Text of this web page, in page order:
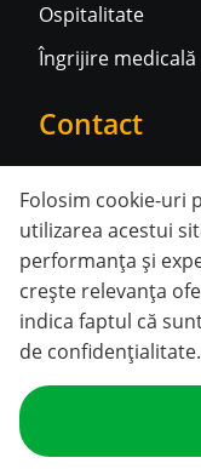
Ospitalitate
Îngrijire medicală
Contact
Contactați-ne
Rețele
Politica de
cookie-urile
Folosim cookie-uri
utilizarea acestui
performanța și
crește relevanța
indica faptul că
de confidențialitate.